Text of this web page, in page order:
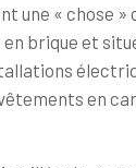
une «
brique et
en